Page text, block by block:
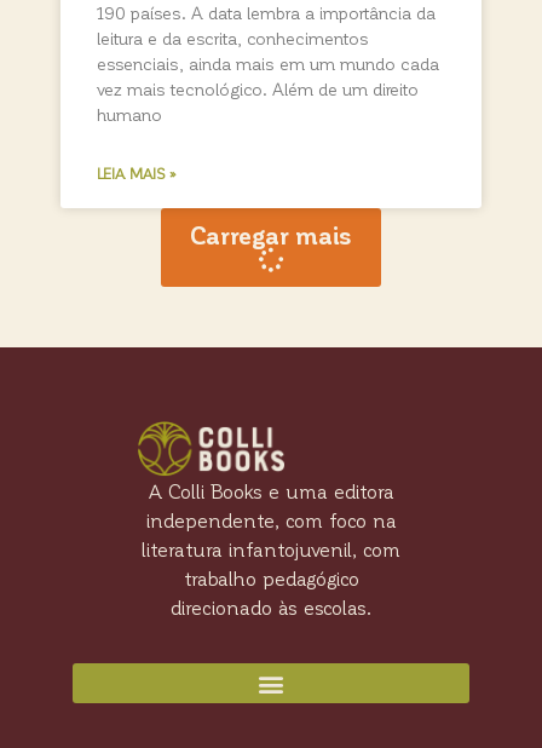
190 países. A data lembra a importância da
leitura e da escrita, conhecimentos
essenciais, ainda mais em um mundo cada
vez mais tecnológico. Além de um direito
humano
LEIA MAIS »
Carregar mais
A Colli Books e uma editora
independente, com foco na
literatura infantojuvenil, com
trabalho pedagógico
direcionado às escolas.